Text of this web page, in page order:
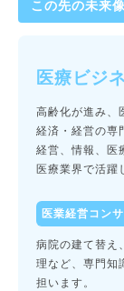
この先の未来
医療ビジ
高齢化が進み、
経済・経営の専
経営、情報、医
医療業界で活躍
医業経営コン
病院の建て替え
理など、専門知
担います。